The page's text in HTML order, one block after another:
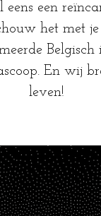
een
het met
Belgisch
En wij
leven!